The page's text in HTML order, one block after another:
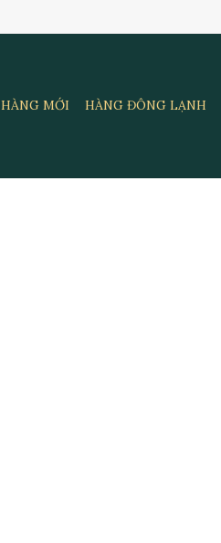
HÀNG MỚI HÀNG ĐÔNG LẠNH